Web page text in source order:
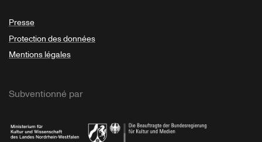
Presse
Protection des données
Mentions légales
Subventionné par